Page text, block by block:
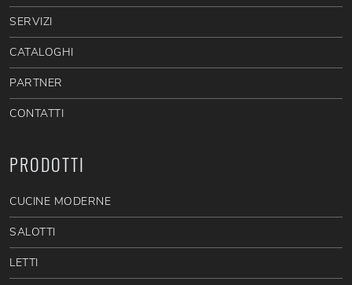
SERVIZI
CATALOGHI
PARTNER
CONTATTI
PRODOTTI
CUCINE MODERNE
SALOTTI
LETTI